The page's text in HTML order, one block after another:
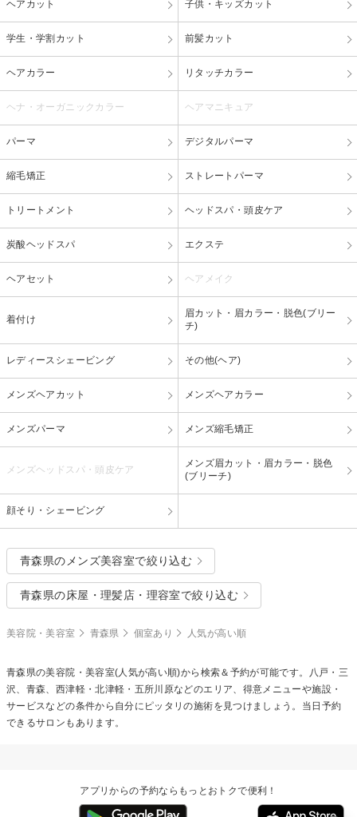
ヘアカット 子供・キッズカット
学生・学割カット 前髪カット
ヘアカラー リタッチカラー
ヘナ・オーガニックカラー ヘアマニキュア
パーマ デジタルパーマ
縮毛矯正 ストレートパーマ
トリートメント ヘッドスパ・頭皮ケア
炭酸ヘッドスパ エクステ
ヘアセット ヘアメイク
着付け
眉カット・眉カラー・脱色(ブリー
チ)
レディースシェービング その他(ヘア)
メンズヘアカット メンズヘアカラー
メンズパーマ メンズ縮毛矯正
メンズヘッドスパ・頭皮ケア
メンズ眉カット・眉カラー・脱色
(ブリーチ)
顔そり・シェービング
青森県のメンズ美容室で絞り込む
青森県の床屋・理髪店・理容室で絞り込む
美容院・美容室 青森県 個室あり 人気が高い順
青森県の美容院・美容室(人気が高い順)から検索＆予約が可能です。八戸・三
沢、青森、西津軽・北津軽・五所川原などのエリア、得意メニューや施設・
サービスなどの条件から自分にピッタリの施術を見つけましょう。当日予約
できるサロンもあります。
アプリからの予約ならもっとおトクで便利！